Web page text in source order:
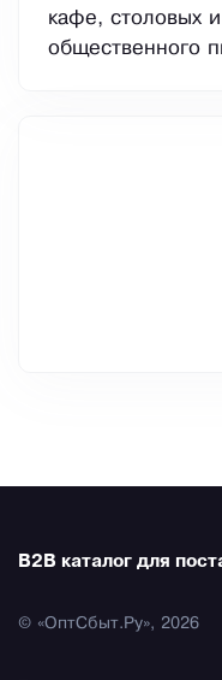
кафе, столовых
общественного
B2B каталог для
© «ОптСбыт.Ру», 2026